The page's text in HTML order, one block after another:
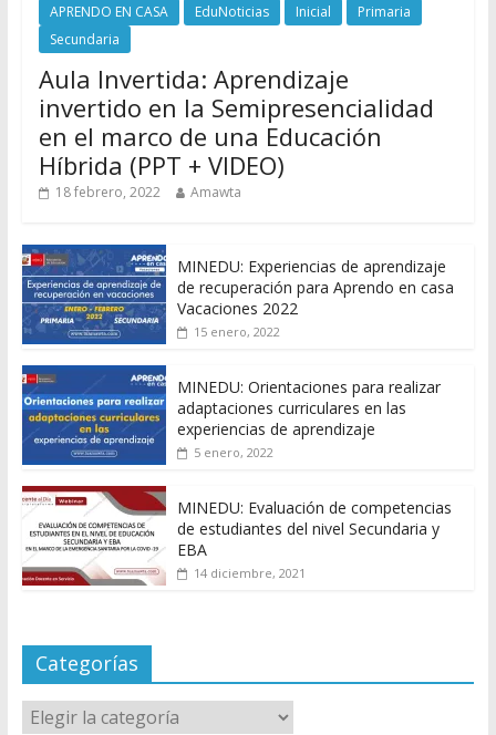
APRENDO EN CASA EduNoticias Inicial
Primaria
Secundaria
Aula Invertida: Aprendizaje
invertido en la Semipresencialidad
en el marco de una Educación
Híbrida (PPT + VIDEO)
18 febrero, 2022 Amawta
MINEDU: Experiencias de aprendizaje
de recuperación para Aprendo en casa
Vacaciones 2022
15 enero, 2022
MINEDU: Orientaciones para realizar
adaptaciones curriculares en las
experiencias de aprendizaje
5 enero, 2022
MINEDU: Evaluación de competencias
de estudiantes del nivel Secundaria y
EBA
14 diciembre, 2021
Categorías
Categorías